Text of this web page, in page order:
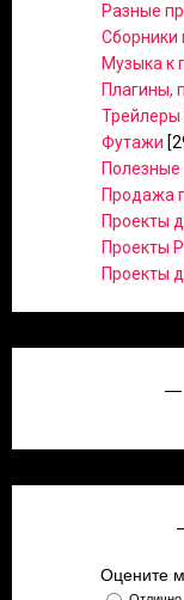
Разные
Сборники
Музыка к
Плагины,
Футажи
Продажа
Проекты
Проекты
Проекты
Оцените